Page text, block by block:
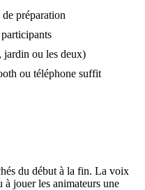
préparation
jardin ou les deux)
ou téléphone suffit
du début à la fin. La voix
à jouer les animateurs une